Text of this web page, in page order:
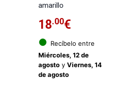
amarillo
18.00€
● Recíbelo entre
Miércoles, 12 de
agostoy Viernes, 14
de agosto